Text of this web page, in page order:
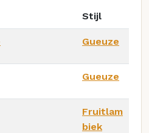
Stijl
Gueuze
Gueuze
Fruitlam
biek